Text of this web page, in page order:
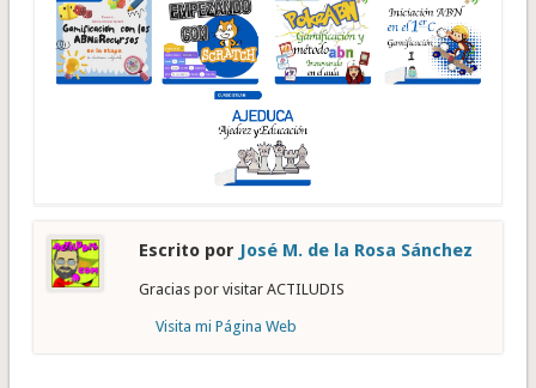
Escrito por José M. de la Rosa Sánchez
Gracias por visitar ACTILUDIS
Visita mi Página Web